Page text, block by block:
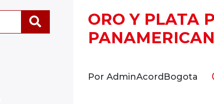
ORO Y PLATA
Por AdminAcordBogota